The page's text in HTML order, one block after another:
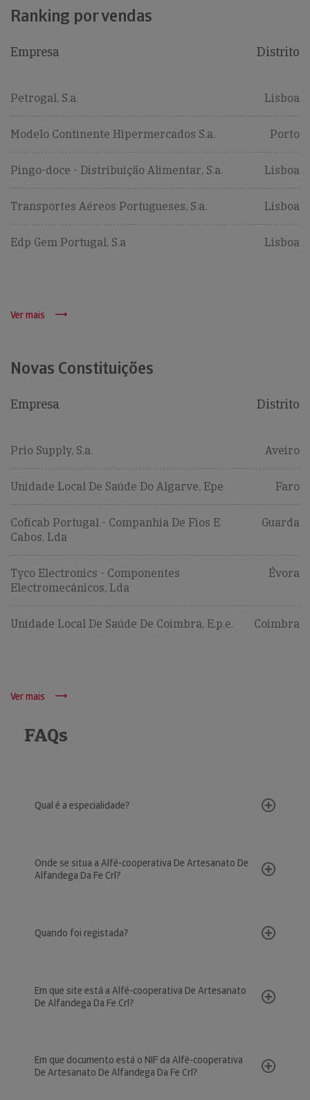
Ranking por vendas
Empresa Distrito
Petrogal, S.a. Lisboa
Modelo Continente Hipermercados S.a. Porto
Pingo-doce - Distribuição Alimentar, S.a. Lisboa
Transportes Aéreos Portugueses, S.a. Lisboa
Edp Gem Portugal, S.a Lisboa
Ver mais
Novas Constituições
Empresa Distrito
Prio Supply, S.a. Aveiro
Unidade Local De Saúde Do Algarve, Epe Faro
Coficab Portugal - Companhia De Fios E
Cabos, Lda
Guarda
Tyco Electronics - Componentes
Electromecânicos, Lda
Évora
Unidade Local De Saúde De Coimbra, E.p.e. Coimbra
Ver mais
FAQs
Qual é a especialidade?
Onde se situa a Alfé-cooperativa De Artesanato De
Alfandega Da Fe Crl?
Quando foi registada?
Em que site está a Alfé-cooperativa De Artesanato
De Alfandega Da Fe Crl?
Em que documento está o NIF da Alfé-cooperativa
De Artesanato De Alfandega Da Fe Crl?